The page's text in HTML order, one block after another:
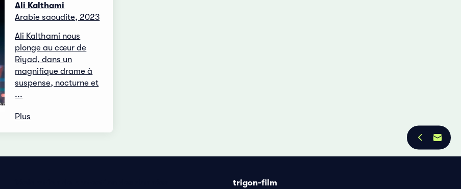
Ali Kalthami
Arabie saoudite, 2023
Ali Kalthami nous
plonge au cœur de
Riyad, dans un
magnifique drame à
suspense, nocturne et
...
Plus
trigon-film